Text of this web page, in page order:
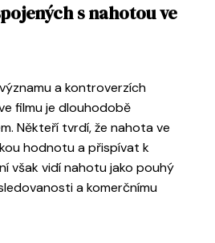
s nahotou ve
a kontroverzích
filmu je dlouhodobě
Někteří tvrdí, že nahota ve
hodnotu a přispívat k
však vidí nahotu jako pouhý
a komerčnímu